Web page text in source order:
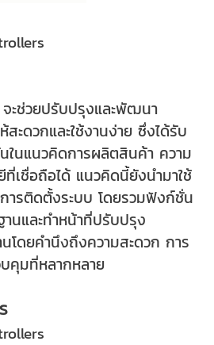
ช่วยปรับปรุงและพัฒนา
ะดวกและใช้งานง่าย ซึ่งได้รับ
ในแนวคิดการผลิตสินค้า ความ
ยีที่เชื่อถือได้ แนวคิดนี้ยังนำมาใช้
ารติดตั้งระบบ โดยรวมฟังก์ชั่น
นและทำหน้าที่ปรับปรุง
โดยคำนึงถึงความสะดวก การ
บคุมที่หลากหลาย